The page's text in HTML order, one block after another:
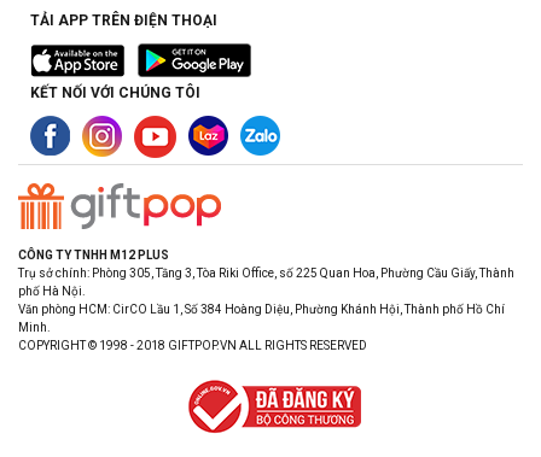
TẢI APP TRÊN ĐIỆN THOẠI
KẾT NỐI VỚI CHÚNG TÔI
CÔNG TY TNHH M12 PLUS
Trụ sở chính: Phòng 305, Tầng 3, Tòa Riki Office, số 225 Quan Hoa, Phường Cầu Giấy, Thành
phố Hà Nội.
Văn phòng HCM: CirCO Lầu 1, Số 384 Hoàng Diệu, Phường Khánh Hội, Thành phố Hồ Chí
Minh.
COPYRIGHT © 1998 - 2018 GIFTPOP.VN ALL RIGHTS RESERVED